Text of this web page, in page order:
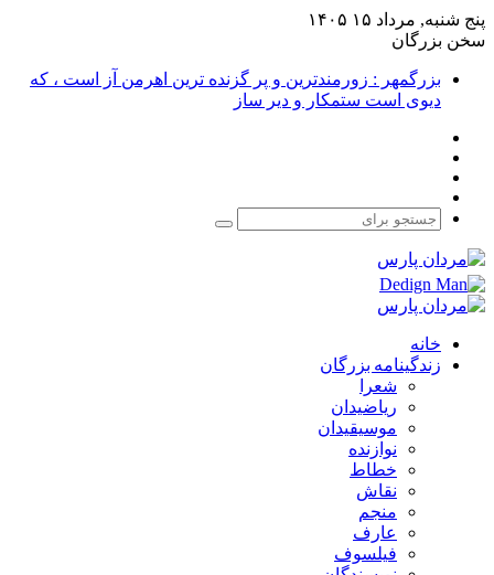
پنج شنبه, مرداد ۱۵ ۱۴۰۵
سخن بزرگان
بزرگمهر : زورمندترین و پر گزنده ترین اهرمن آز است ، که
دیوی است ستمکار و دیر ساز
جستجو
خانه
زندگینامه بزرگان
شعرا
ریاضیدان
موسیقیدان
نوازنده
خطاط
نقاش
منجم
عارف
فیلسوف